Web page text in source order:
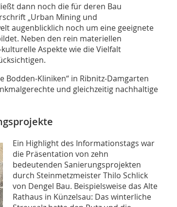
dann noch die für deren Bau
„Urban Mining und
augenblicklich noch um eine geeignete
Neben den rein materiellen
Aspekte wie die Vielfalt
Bodden-Kliniken“ in Ribnitz-Damgarten
und gleichzeitig nachhaltige
Ein Highlight des Informationstags war
die Präsentation von zehn
bedeutenden Sanierungsprojekten
durch Steinmetzmeister Thilo Schlick
von Dengel Bau. Beispielsweise das Alte
Rathaus in Künzelsau: Das winterliche